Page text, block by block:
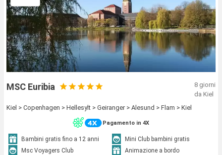
MSC Euribia
8 giorni
da Kiel
Kiel > Copenhagen > Hellesylt > Geiranger > Alesund > Flam > Kiel
Pagamento in 4X
Bambini gratis fino a 12 anni
Mini Club bambini gratis
Msc Voyagers Club
Animazione a bordo